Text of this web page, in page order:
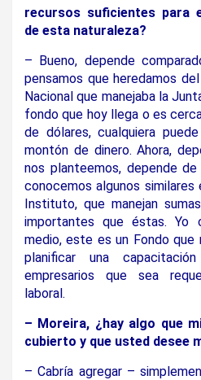
recursos suficientes para
de esta naturaleza?
– Bueno, depende
pensamos que heredamos
Nacional que manejaba la
fondo que hoy llega o es
de dólares, cualquiera
montón de dinero. Ahora,
nos planteemos, depende
conocemos algunos
Instituto, que manejan
importantes que éstas. Yo
medio, este es un Fondo
planificar una
empresarios que sea
laboral.
– Moreira, ¿hay algo que
cubierto y que usted desee
– Cabría agregar –